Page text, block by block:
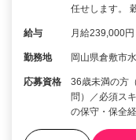
任せします。
給与 月給239,000
勤務地 岡山県倉敷市
応募資格
36歳未満の方
問）／必須ス
の保守・保全